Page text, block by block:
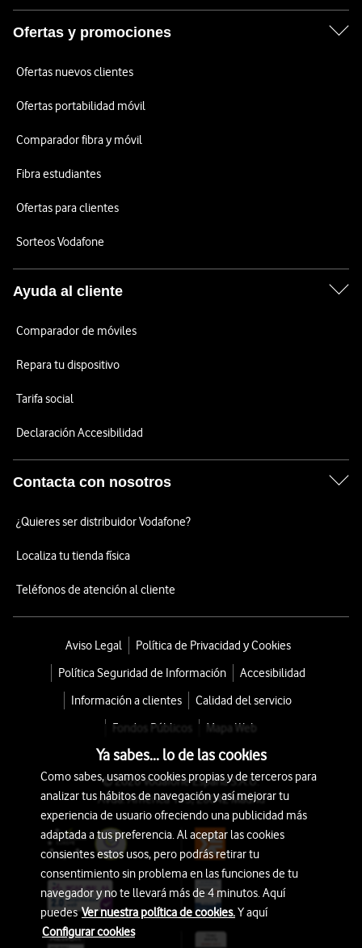
Ofertas y promociones
Ofertas nuevos clientes
Ofertas portabilidad móvil
Comparador fibra y móvil
Fibra estudiantes
Ofertas para clientes
Sorteos Vodafone
Ayuda al cliente
Comparador de móviles
Repara tu dispositivo
Tarifa social
Declaración Accesibilidad
Contacta con nosotros
¿Quieres ser distribuidor Vodafone?
Localiza tu tienda física
Teléfonos de atención al cliente
Aviso Legal
Política de Privacidad y Cookies
Política Seguridad de Información
Accesibilidad
Información a clientes
Calidad del servicio
Fondos Públicos
Mapa Web
© 2026 Vodafone España S.A.U.
Avda. América 115, 28042 Madrid
Ya sabes... lo de las cookies
Como sabes, usamos cookies propias y de terceros para
analizar tus hábitos de navegación y así mejorar tu
experiencia de usuario ofreciendo una publicidad más
adaptada a tus preferencia. Al aceptar las cookies
consientes estos usos, pero podrás retirar tu
consentimiento sin problema en las funciones de tu
navegador y no te llevará más de 4 minutos. Aquí
puedesVer nuestra política de cookies.Y aquí
Configurar cookies